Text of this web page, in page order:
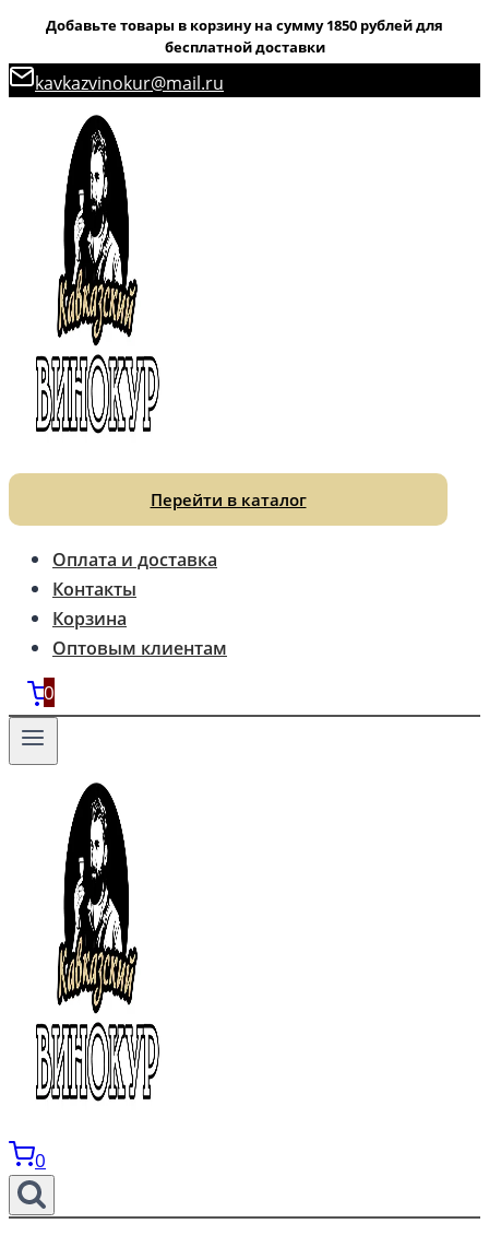
Добавьте товары в корзину на сумму 1850 рублей для
бесплатной доставки
Перейти
содержимому
kavkazvinokur@mail.ru
Перейти в каталог
Оплата и доставка
Контакты
Корзина
Оптовым клиентам
0
0